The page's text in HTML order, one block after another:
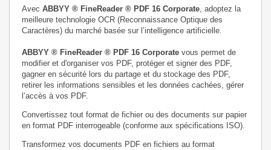
Avec ABBYY ® FineReader ® PDF 16 Corporate, adoptez la
meilleure technologie OCR (Reconnaissance Optique des
Caractères) du marché basée sur l’intelligence artificielle.
ABBYY ® FineReader ® PDF 16 Corporate vous permet de
modifier et d'organiser vos PDF, protéger et signer des PDF,
gagner en sécurité lors du partage et du stockage des PDF,
retirer les informations sensibles et les données cachées, gérer
l’accès à vos PDF.
Convertissez tout format de fichier ou des documents sur papier
en format PDF interrogeable (conforme aux spécifications ISO).
Transformez vos documents PDF en fichiers au format